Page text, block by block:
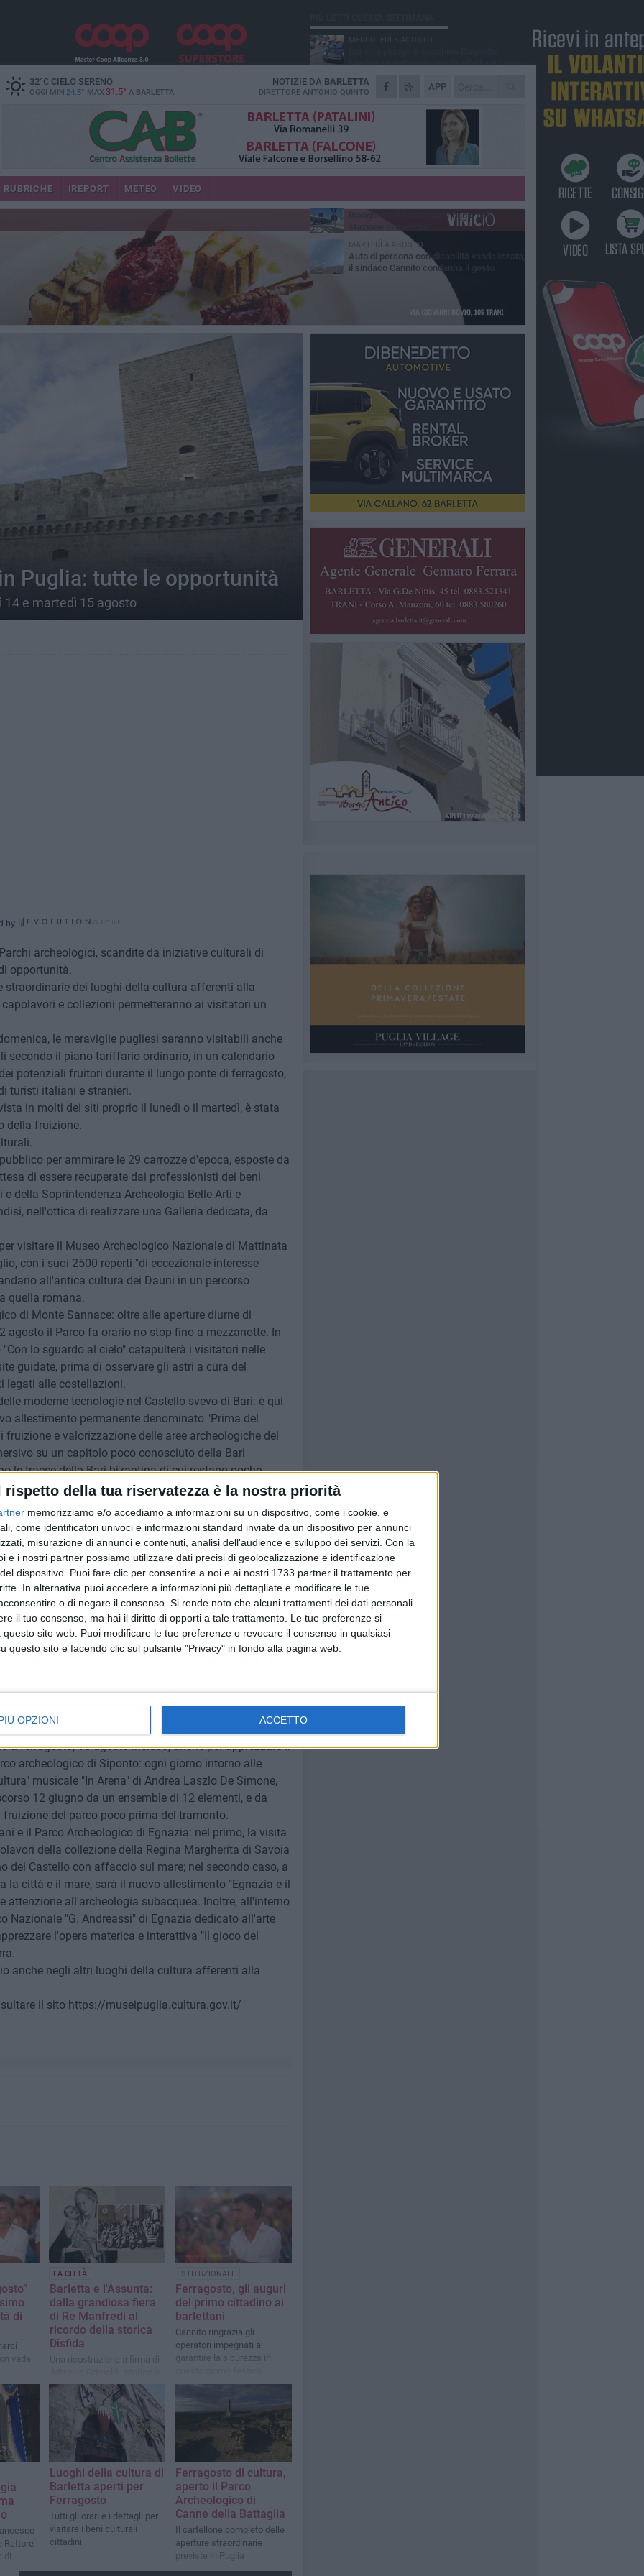
rispetto della tua riservatezza è la nostra priorità
memorizziamo e/o accediamo a informazioni su un dispositivo, come i cookie, e
come identificatori univoci e informazioni standard inviate da un dispositivo per annunci
misurazione di annunci e contenuti, analisi dell'audience e sviluppo dei servizi. Con la
e i nostri partner possiamo utilizzare dati precisi di geolocalizzazione e identificazione
dispositivo. Puoi fare clic per consentire a noi e ai nostri 1733 partner il trattamento per
In alternativa puoi accedere a informazioni più dettagliate e modificare le tue
o di negare il consenso. Si rende noto che alcuni trattamenti dei dati personali
il tuo consenso, ma hai il diritto di opporti a tale trattamento. Le tue preferenze si
sito web. Puoi modificare le tue preferenze o revocare il consenso in qualsiasi
questo sito e facendo clic sul pulsante "Privacy" in fondo alla pagina web.
OPZIONI ACCETTO
32°CCIELO SERENO
OGGI MIN 24.5° MAX 31.5° A BARLETTA
APP
NOTIZIE DA BARLETTA
DIRETTORE ANTONIO QUINTO
RUBRICHE IREPORT METEO VIDEO
Puglia: tutte le opportunità
14 e martedì 15 agosto
by
archeologici, scandite da iniziative culturali di
opportunità.
straordinarie dei luoghi della cultura afferenti alla
e collezioni permetteranno ai visitatori un
le meraviglie pugliesi saranno visitabili anche
secondo il piano tariffario ordinario, in un calendario
potenziali fruitori durante il lungo ponte di ferragosto,
turisti italiani e stranieri.
in molti dei siti proprio il lunedì o il martedì, è stata
della fruizione.
per ammirare le 29 carrozze d'epoca, esposte da
di essere recuperate dai professionisti dei beni
della Soprintendenza Archeologia Belle Arti e
nell'ottica di realizzare una Galleria dedicata, da
visitare il Museo Archeologico Nazionale di Mattinata
con i suoi 2500 reperti "di eccezionale interesse
all'antica cultura dei Dauni in un percorso
quella romana.
di Monte Sannace: oltre alle aperture diurne di
agosto il Parco fa orario no stop fino a mezzanotte. In
lo sguardo al cielo" catapulterà i visitatori nelle
guidate, prima di osservare gli astri a cura del
legati alle costellazioni.
moderne tecnologie nel Castello svevo di Bari: è qui
allestimento permanente denominato "Prima del
fruizione e valorizzazione delle aree archeologiche del
su un capitolo poco conosciuto della Bari
le tracce della Bari bizantina di cui restano poche
del Castello.
delle sale museali di Palazzo Jatta che saranno
diventa opportunità per visitare la mostra
Jatta, che da qualche mese si è arricchita anche
il grande cratere apulo a figure rosse del Pittore di
prima metà dell'800 in una tomba a semicamera e
di Napoli.
per coloro che ancora non hanno avuto modo di
si fa opportunità per ammirare la perfetta
dell'allestimento al II piano del Museo), il più
cui resti furono rinvenuti il 7 ottobre del 1993,
grotta di Lamalunga. È proprio alla grande scoperta
eccezionale sia dal punto di vista geologico sia da
saranno dedicate numerose iniziative, tra cui
a ferragosto, 15 agosto incluso, anche per apprezzare il
archeologico di Siponto: ogni giorno intorno alle
musicale "In Arena" di Andrea Laszlo De Simone,
12 giugno da un ensemble di 12 elementi, e da
del parco poco prima del tramonto.
e il Parco Archeologico di Egnazia: nel primo, la visita
della collezione della Regina Margherita di Savoia
del Castello con affaccio sul mare; nel secondo caso, a
la città e il mare, sarà il nuovo allestimento "Egnazia e il
attenzione all'archeologia subacquea. Inoltre, all'interno
Nazionale "G. Andreassi" di Egnazia dedicato all'arte
l'opera materica e interattiva "Il gioco del
anche negli altri luoghi della cultura afferenti alla
il sito https://museipuglia.cultura.gov.it/
di
vada
LA CITTÀ
Barletta e l'Assunta:
dalla grandiosa fiera
di Re Manfredi al
ricordo della storica
Disfida
Una ricostruzione a firma di
archivista
ISTITUZIONALE
Ferragosto, gli auguri
del primo cittadino ai
barlettani
Cannito ringrazia gli
operatori impegnati a
garantire la sicurezza in
Rettore
di
Luoghi della cultura di
Barletta aperti per
Ferragosto
Tutti gli orari e i dettagli per
visitare i beni culturali
cittadini
Ferragosto di cultura,
aperto il Parco
Archeologico di
Canne della Battaglia
Il cartellone completo delle
aperture straordinarie
previste in Puglia
64enne barlettano investito all'alba a Trani
GIOVEDÌ 6 AGOSTO
Il ricordo di "Cecco", il benzinaio col
separavano dalla pensione»
MERCOLEDÌ 5 AGOSTO
Jova Summer Party, giovedì mattina
sopralluogo nell'area dell'evento
DOMENICA 2 AGOSTO
Beni confiscati alla mafia. Nasce il servizio
VENERDÌ 31 LUGLIO
Inaugurato il nuovo parcheggio nella
MARTEDÌ 4 AGOSTO
Auto di persona con disabilità vandalizzata,
il sindaco Cannito condanna il gesto